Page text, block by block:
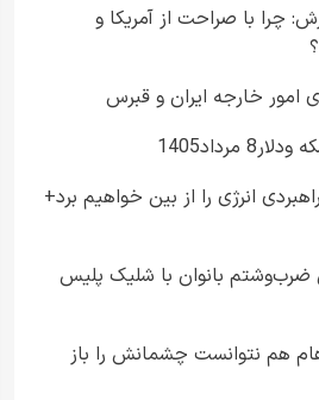
چرا با صراحت از آمریکا و
امور خارجه ایران و قبرس
انرژی را از بین خواهیم برد+
ضرب‌وشتم بانوان با شلیک پلیس
هم نتوانست چشمانش را باز